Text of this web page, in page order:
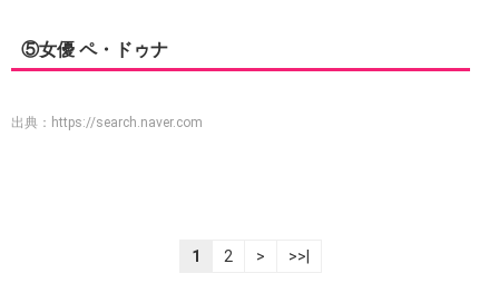
⑤女優 ペ・ドゥナ
出典： https://search.naver.com
1 2 > >>|